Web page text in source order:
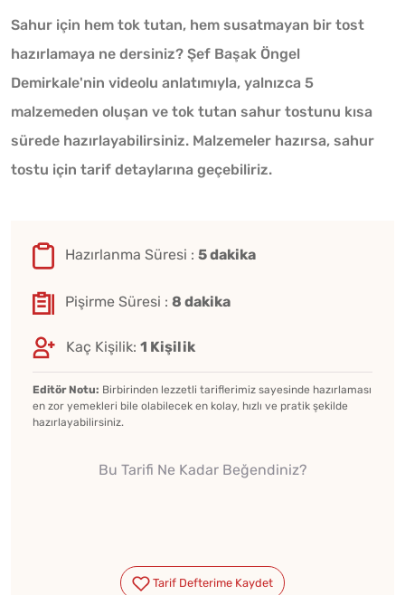
Sahur için hem tok tutan, hem susatmayan bir tost
hazırlamaya ne dersiniz? Şef Başak Öngel
Demirkale'nin videolu anlatımıyla, yalnızca 5
malzemeden oluşan ve tok tutan sahur tostunu kısa
sürede hazırlayabilirsiniz. Malzemeler hazırsa, sahur
tostu için tarif detaylarına geçebiliriz.
Hazırlanma Süresi : 5 dakika
Pişirme Süresi : 8 dakika
Kaç Kişilik: 1 Kişilik
Editör Notu: Birbirinden lezzetli tariflerimiz sayesinde hazırlaması
en zor yemekleri bile olabilecek en kolay, hızlı ve pratik şekilde
hazırlayabilirsiniz.
Bu Tarifi Ne Kadar Beğendiniz?